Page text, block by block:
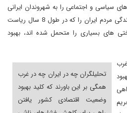
سیاسی و اجتماعی را به شهروندان ایرانی
داده است و وعده داده تا سطح زندگی مردم ایران را که در طول 8 سال ریاست
های بسیاری را متحمل شده اند، بهبود
تحلیلگران چه در ایران چه در غرب
همگی بر این باورند که کلید بهبود
وضعیت اقتصادی کشور یافتن